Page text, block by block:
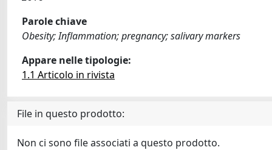
Parole chiave
Obesity; Inflammation; pregnancy; salivary markers
Appare nelle tipologie:
1.1 Articolo in rivista
File in questo prodotto:
Non ci sono file associati a questo prodotto.